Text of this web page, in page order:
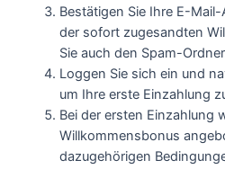
Bestätigen Sie Ihre E-
der sofort zugesandten
Sie auch den Spam-
Loggen Sie sich ein und
um Ihre erste Einzahlung
Bei der ersten Einzahlung
Willkommensbonus
dazugehörigen